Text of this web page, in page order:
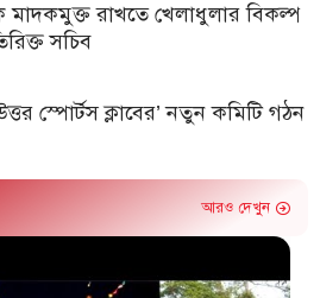
রাখতে খেলাধুলার বিকল্প
সচিব
স্পোর্টস ক্লাবের’ নতুন কমিটি গঠন
আরও দেখুন